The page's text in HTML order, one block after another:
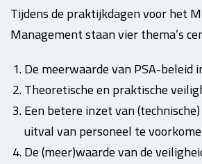
Tijdens de praktijkdagen voor het
Management staan vier thema’s
De meerwaarde van PSA-beleid
Theoretische en praktische
Een betere inzet van
uitval van personeel te
De (meer)waarde van de